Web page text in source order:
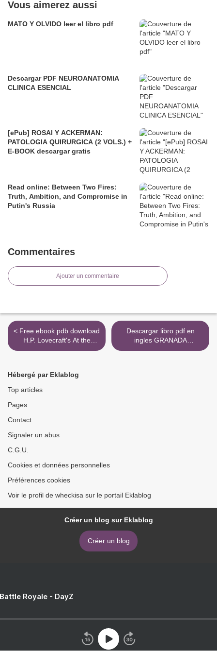
Vous aimerez aussi
MATO Y OLVIDO leer el libro pdf
Descargar PDF NEUROANATOMIA
CLINICA ESENCIAL
[ePub] ROSAI Y ACKERMAN:
PATOLOGIA QUIRURGICA (2 VOLS.) +
E-BOOK descargar gratis
Read online: Between Two Fires:
Truth, Ambition, and Compromise in
Putin's Russia
Commentaires
Ajouter un commentaire
< Free ebook pdb download
H.P. Lovecraft's At the
Mountains of Madness
Descargar libro pdf en
ingles GRANADA
(TRILOGIA) >
Hébergé par Eklablog
Top articles
Pages
Contact
Signaler un abus
C.G.U.
Cookies et données personnelles
Préférences cookies
Voir le profil de wheckisa sur le portail Eklablog
Créer un blog sur Eklablog
Créer un blog
Royale - DayZ